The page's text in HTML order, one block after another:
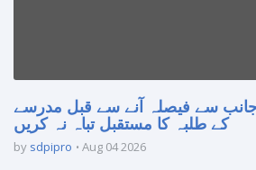
سے فیصلہ آنے سے قبل مدرسے
کے طلبہ کا مستقبل تباہ نہ کریں
by sdpipro Aug 04 2026